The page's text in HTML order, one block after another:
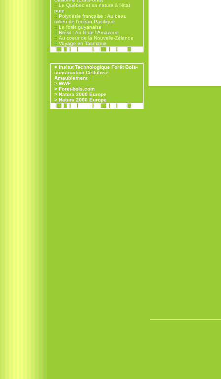
:: Le Québec et sa nature à l’état
pure
:: Polynésie française : Au beau
milieu de l’océan Pacifique
:: La forêt guyanaise
:: Brésil : Au fil de l’Amazone
:: Au coeur de la Nouvelle-Zélande
:: Voyage en Tasmanie
> Insitut Technologique Forêt Bois-
construction Cellulose
Ameublement
> WWF
> Foret-bois.com
> Natura 2000 Europe
> Natura 2000 Europe